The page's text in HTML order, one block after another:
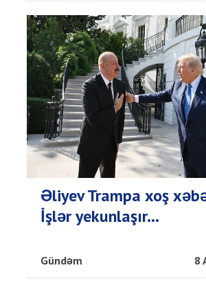
Əliyev Trampa xoş
İşlər yekunlaşır...
Gündəm 8